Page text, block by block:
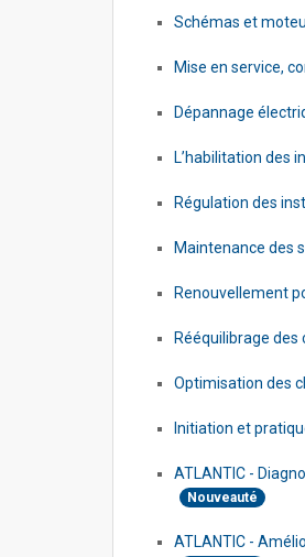
Schémas et
Mise en service,
Dépannage
L’habilitation des
Régulation des
Maintenance des
Renouvellement
Rééquilibrage
Optimisation des
Initiation et
ATLANTIC -
Nouveauté
ATLANTIC -